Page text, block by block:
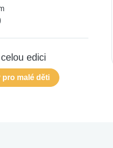
edici
pro malé děti